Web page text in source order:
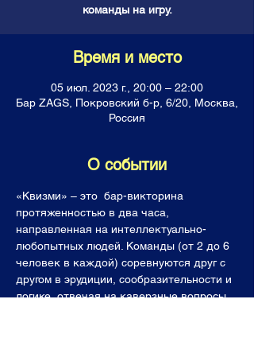
команды на игру.
Время и место
05 июл. 2023 г., 20:00 – 22:00
Бар ZAGS, Покровский б-р, 6/20, Москва,
Россия
О событии
«Квизми» – это  бар-викторина
протяженностью в два часа,
направленная на интеллектуально-
любопытных людей. Команды (от 2 до 6
человек в каждой) соревнуются друг с
другом в эрудиции, сообразительности и
логике, отвечая на каверзные вопросы.